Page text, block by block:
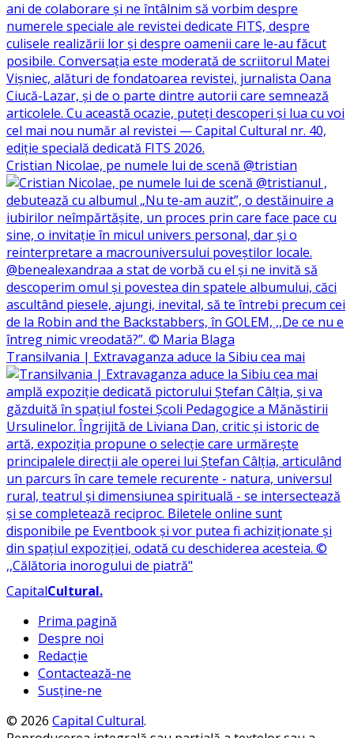
Cristian Nicolae, pe numele lui de scenă @tristian
Transilvania | Extravaganza aduce la Sibiu cea mai
CapitalCultural.
Prima pagină
Despre noi
Redacție
Contactează-ne
Susține-ne
© 2026 Capital Cultural.